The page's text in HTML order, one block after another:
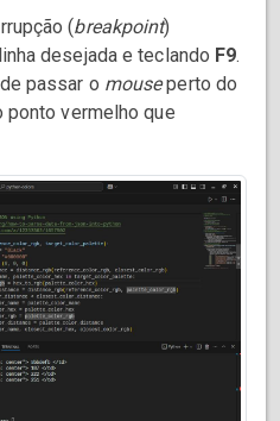
(breakpoint)
desejada e teclando F9.
passar o mouseperto do
ponto vermelho que